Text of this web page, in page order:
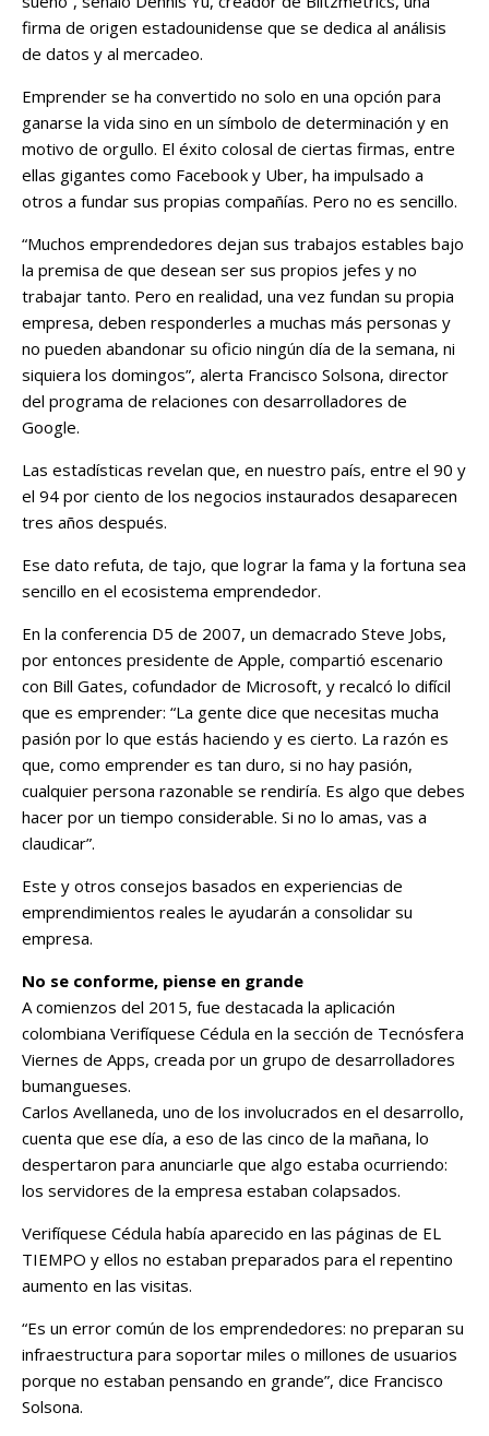
firma de origen estadounidense que se dedica al análisis
de datos y al mercadeo.
Emprender se ha convertido no solo en una opción para
ganarse la vida sino en un símbolo de determinación y en
motivo de orgullo. El éxito colosal de ciertas firmas, entre
ellas gigantes como Facebook y Uber, ha impulsado a
otros a fundar sus propias compañías. Pero no es sencillo.
“Muchos emprendedores dejan sus trabajos estables bajo
la premisa de que desean ser sus propios jefes y no
trabajar tanto. Pero en realidad, una vez fundan su propia
empresa, deben responderles a muchas más personas y
no pueden abandonar su oficio ningún día de la semana, ni
siquiera los domingos”, alerta Francisco Solsona, director
del programa de relaciones con desarrolladores de
Google.
Las estadísticas revelan que, en nuestro país, entre el 90 y
el 94 por ciento de los negocios instaurados desaparecen
tres años después.
Ese dato refuta, de tajo, que lograr la fama y la fortuna sea
sencillo en el ecosistema emprendedor.
En la conferencia D5 de 2007, un demacrado Steve Jobs,
por entonces presidente de Apple, compartió escenario
con Bill Gates, cofundador de Microsoft, y recalcó lo difícil
que es emprender: “La gente dice que necesitas mucha
pasión por lo que estás haciendo y es cierto. La razón es
que, como emprender es tan duro, si no hay pasión,
cualquier persona razonable se rendiría. Es algo que debes
hacer por un tiempo considerable. Si no lo amas, vas a
claudicar”.
Este y otros consejos basados en experiencias de
emprendimientos reales le ayudarán a consolidar su
empresa.
No se conforme, piense en grande
A comienzos del 2015, fue destacada la aplicación
colombiana Verifíquese Cédula en la sección de Tecnósfera
Viernes de Apps, creada por un grupo de desarrolladores
bumangueses.
Carlos Avellaneda, uno de los involucrados en el desarrollo,
cuenta que ese día, a eso de las cinco de la mañana, lo
despertaron para anunciarle que algo estaba ocurriendo:
los servidores de la empresa estaban colapsados.
Verifíquese Cédula había aparecido en las páginas de EL
TIEMPO y ellos no estaban preparados para el repentino
aumento en las visitas.
“Es un error común de los emprendedores: no preparan su
infraestructura para soportar miles o millones de usuarios
porque no estaban pensando en grande”, dice Francisco
Solsona.